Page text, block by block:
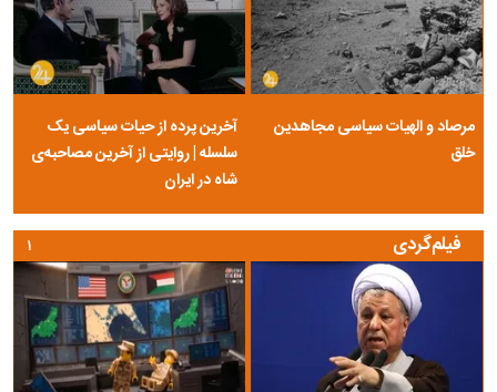
مرصاد و الهیات سیاسی مجاهدین
خلق
آخرین پرده از حیات سیاسی یک
سلسله | روایتی از آخرین مصاحبه‌ی
شاه در ایران
فیلم‌گردی ۱